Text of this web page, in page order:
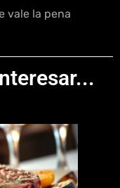
vale la pena